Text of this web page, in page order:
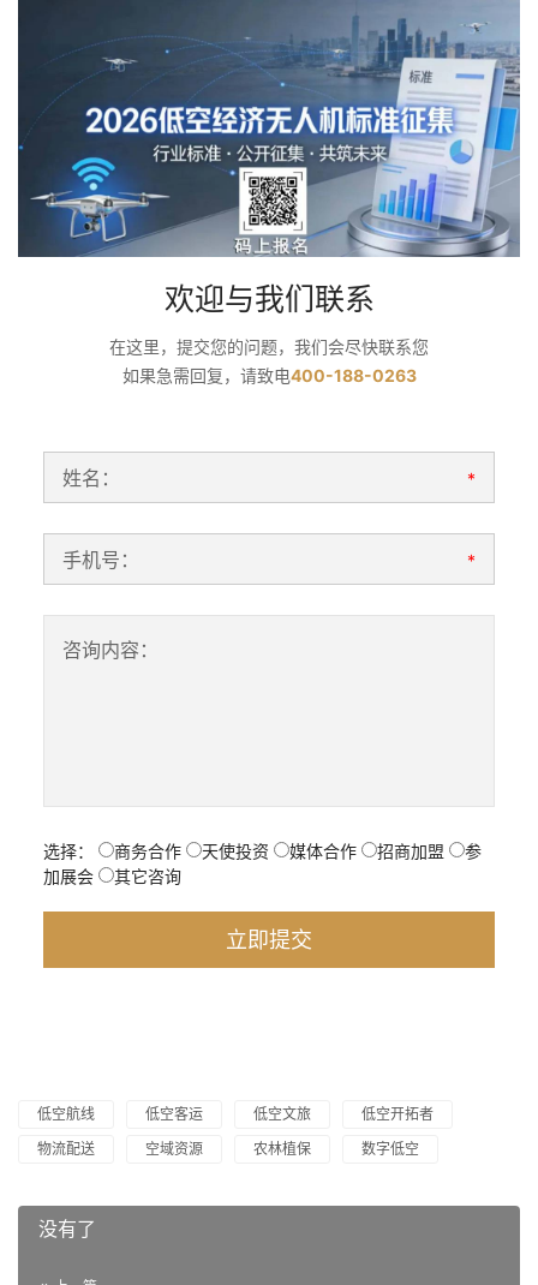
欢迎与我们联系
在这里，提交您的问题，我们会尽快联系您
如果急需回复，请致电400-188-0263
姓名： *
手机号： *
咨询内容：
选择： 商务合作 天使投资 媒体合作 招商加盟
参
加展会
其它咨询
低空航线 低空客运 低空文旅
低空开拓者
物流配送
空域资源 农林植保 数字低空
没有了